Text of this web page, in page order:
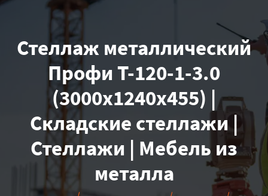
Стеллаж металлический
Профи Т-120-1-3.0
(3000х1240х455) |
Складские стеллажи |
Стеллажи | Мебель из
металла